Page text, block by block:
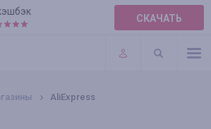
СКАЧАТЬ
AliExpress